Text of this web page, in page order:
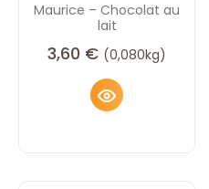
Maurice – Chocolat au
lait
3,60 € (0,080kg)